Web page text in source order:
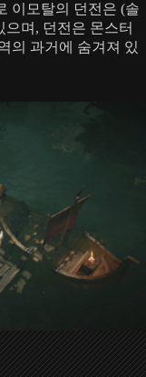
이모탈의 던전은 (솔
으며, 던전은 몬스터
의 과거에 숨겨져 있